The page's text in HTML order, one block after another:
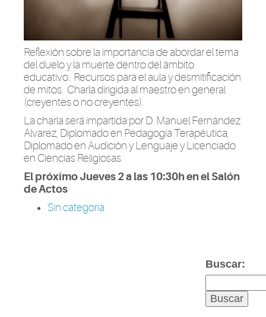
Reflexión sobre la importancia de abordar el tema
del duelo y la muerte dentro del ámbito
educativo. Recursos para el aula y desmitificación
de mitos. Charla dirigida al maestro en general
(creyentes o no creyentes).
La charla será impartida por D. Manuel Fernández
Álvarez, Diplomado en Pedagogía Terapéutica,
Diplomado en Audición y Lenguaje y Licenciado
en Ciencias Religiosas.
El próximo Jueves 2 a las 10:30h en el Salón
de Actos
Sin categoría
Buscar: